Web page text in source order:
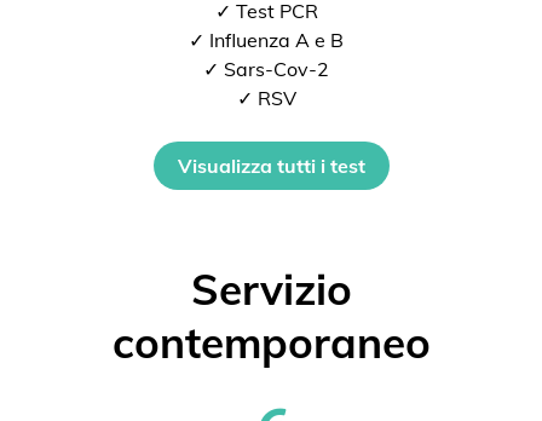
✓ Test PCR
✓ Influenza A e B
✓ Sars-Cov-2
✓ RSV
Visualizza tutti i test
Servizio
contemporaneo